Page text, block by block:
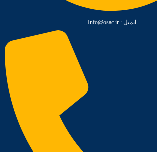
ایمیل :‌ Info@osac.ir